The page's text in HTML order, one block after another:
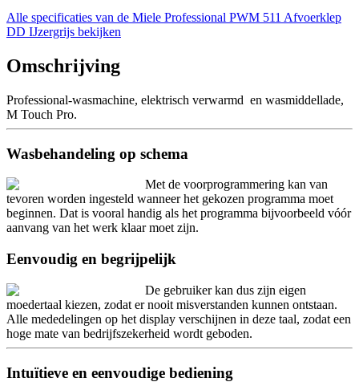
Alle specificaties van de Miele Professional PWM 511 Afvoerklep
DD IJzergrijs bekijken
Omschrijving
Professional-wasmachine, elektrisch verwarmd en wasmiddellade,
M Touch Pro.
Wasbehandeling op schema
Met de voorprogrammering kan van
tevoren worden ingesteld wanneer het gekozen programma moet
beginnen. Dat is vooral handig als het programma bijvoorbeeld vóór
aanvang van het werk klaar moet zijn.
Eenvoudig en begrijpelijk
De gebruiker kan dus zijn eigen
moedertaal kiezen, zodat er nooit misverstanden kunnen ontstaan.
Alle mededelingen op het display verschijnen in deze taal, zodat een
hoge mate van bedrijfszekerheid wordt geboden.
Intuïtieve en eenvoudige bediening